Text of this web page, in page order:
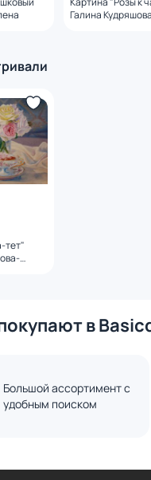
Галина
тет"
в
Большой ассортимент с
удобным поиском